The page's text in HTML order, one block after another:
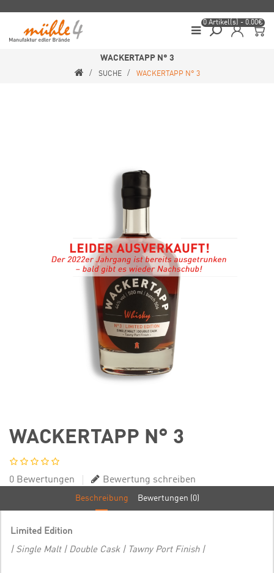
0 Artikel(s) - 0.00€
WACKERTAPP N° 3
SUCHE WACKERTAPP N° 3
WACKERTAPP N° 3
0 Bewertungen Bewertung schreiben
Beschreibung Bewertungen (0)
Limited Edition
| Single Malt | Double Cask | Tawny Port Finish |